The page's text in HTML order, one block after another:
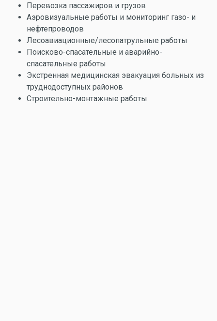
Перевозка пассажиров и грузов
Аэровизуальные работы и мониторинг газо- и
нефтепроводов
Лесоавиационные/лесопатрульные работы
Поисково-спасательные и аварийно-
спасательные работы
Экстренная медицинская эвакуация больных из
труднодоступных районов
Строительно-монтажные работы